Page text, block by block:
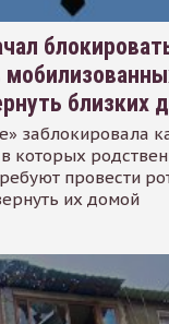
близких
заблокировала
которых
провести
их домой